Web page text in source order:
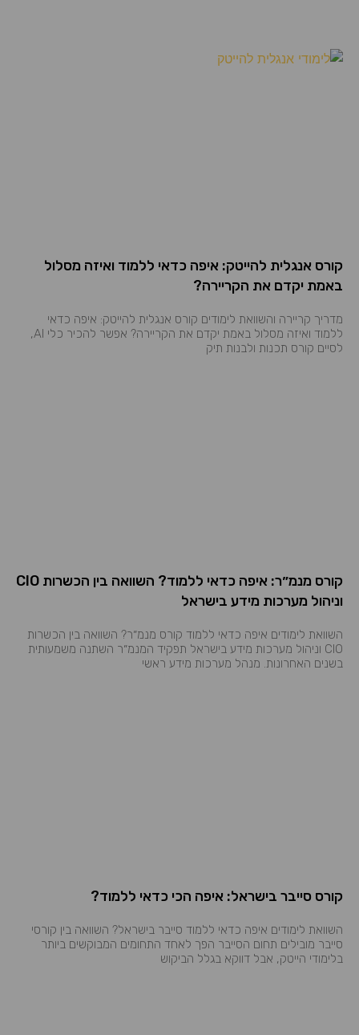
קורס אנגלית להייטק: איפה כדאי ללמוד ואיזה מסלול
באמת יקדם את הקריירה?
מדריך קריירה והשוואת לימודים קורס אנגלית להייטק: איפה כדאי
ללמוד ואיזה מסלול באמת יקדם את הקריירה? אפשר להכיר כלי AI,
לסיים קורס תכנות ולבנות תיק
קורס מנמ״ר: איפה כדאי ללמוד? השוואה בין הכשרות CIO
וניהול מערכות מידע בישראל
השוואת לימודים איפה כדאי ללמוד קורס מנמ״ר? השוואה בין הכשרות
CIO וניהול מערכות מידע בישראל תפקיד המנמ״ר השתנה משמעותית
בשנים האחרונות. מנהל מערכות מידע ראשי
קורס סייבר בישראל: איפה הכי כדאי ללמוד?
השוואת לימודים איפה כדאי ללמוד סייבר בישראל? השוואה בין קורסי
סייבר מובילים תחום הסייבר הפך לאחד התחומים המבוקשים ביותר
בלימודי הייטק, אבל דווקא בגלל הביקוש